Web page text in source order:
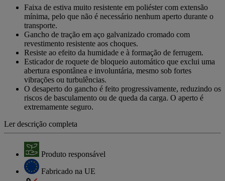
página.Faixa de estiva muito resistente em poliéster com extensão
mínima, pelo que não é necessário nenhum aperto durante o
transporte.
Gancho de tração em aço galvanizado cromado com
revestimento resistente aos choques.
Resiste ao efeito da humidade e à formação de ferrugem.
Esticador de roquete de bloqueio automático que exclui uma
abertura espontânea e involuntária, mesmo sob fortes
vibrações ou turbulências.
O desaperto do gancho é feito progressivamente, reduzindo os
riscos de basculamento ou de queda da carga. O aperto é
extremamente seguro.
Ler descrição completa
Produto responsável
Fabricado na UE